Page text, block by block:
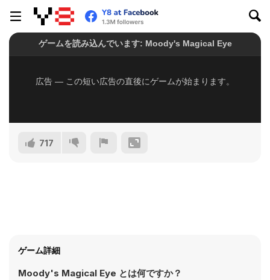
717
ゲーム詳細
Moody's Magical Eye とは何ですか？